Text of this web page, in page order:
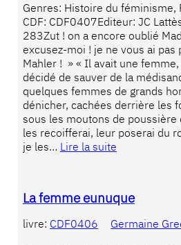
Genres: Histoire du féminisme,
CDF: CDF0407Editeur: JC
283Zut ! on a encore oublié
excusez-moi ! je ne vous ai pas
Mahler ! » « Il avait une femme,
décidé de sauver de la
quelques femmes de grands
dénicher, cachées derrière les
sous les moutons de poussière
les recoifferai, leur poserai du
je les… Lire la suite
La femme eunuque
livre: CDF0406 Germaine